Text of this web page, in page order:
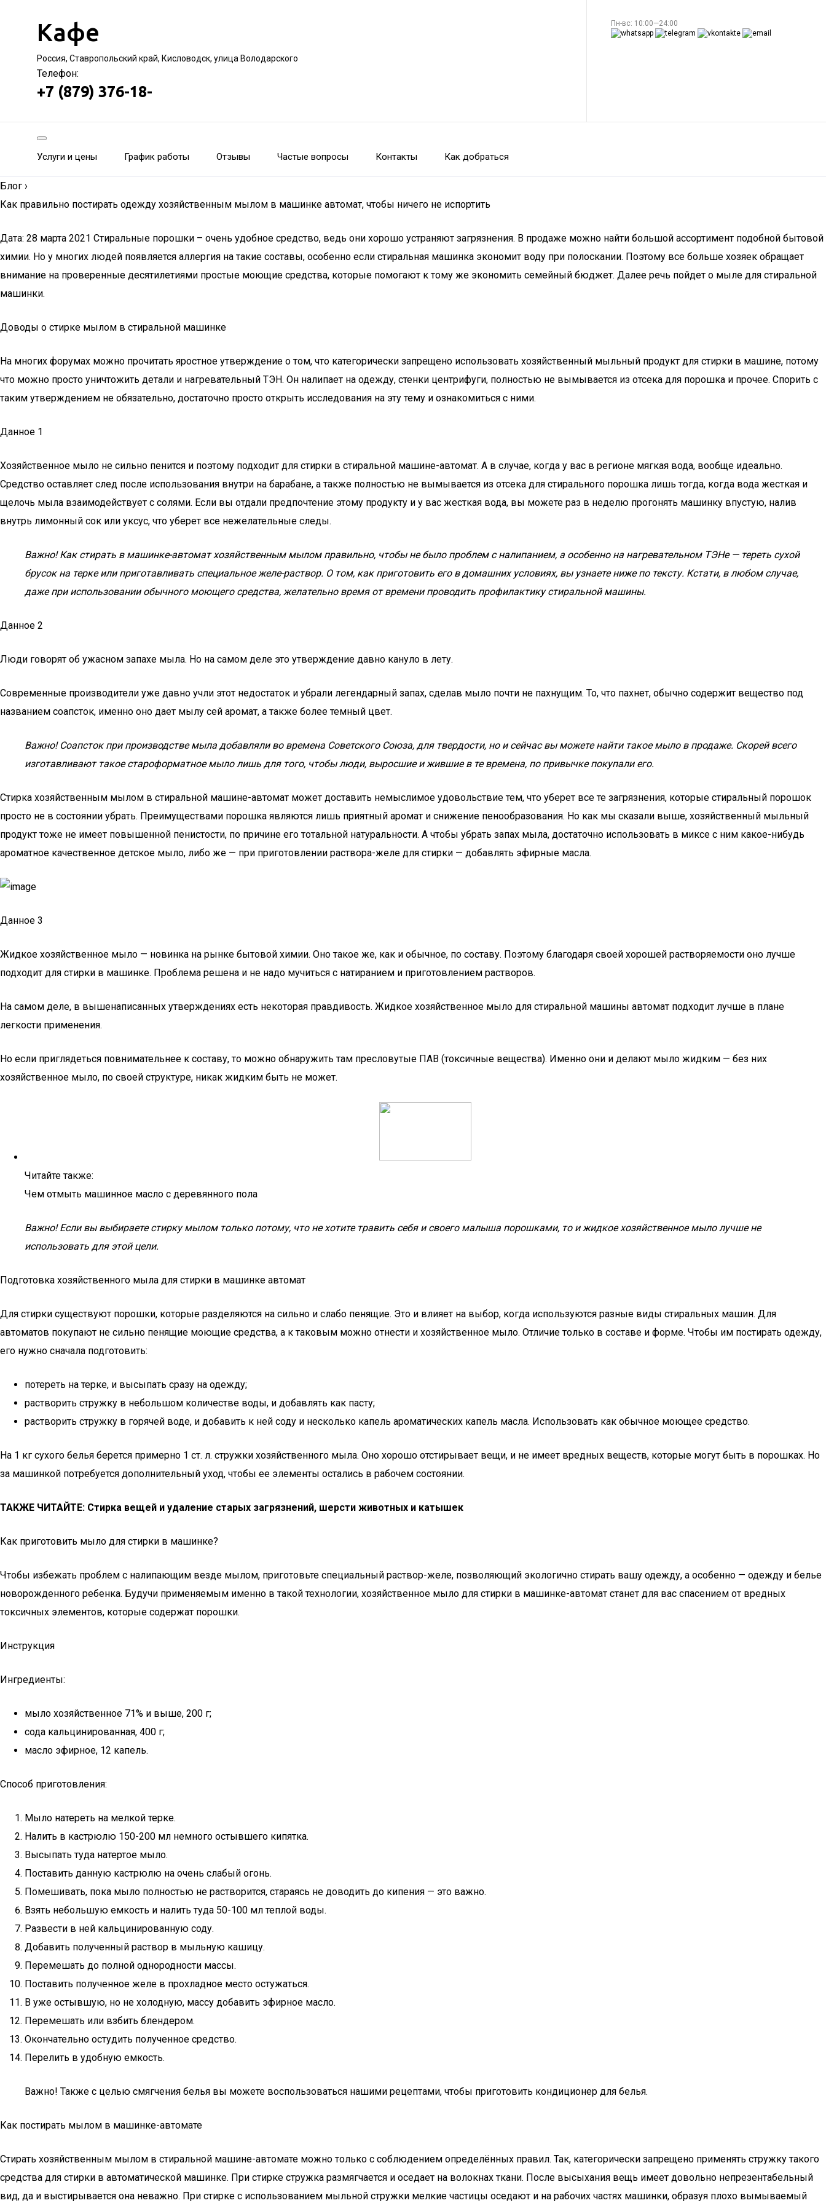
Кафе
Россия, Ставропольский край, Кисловодск, улица Володарского
Телефон:
+7 (879) 376-18-
Пн-вс: 10:00—24:00
Услуги и цены График работы Отзывы Частые вопросы Контакты Как добраться
Блог ›
Как правильно постирать одежду хозяйственным мылом в машинке автомат, чтобы ничего не испортить
Дата: 28 марта 2021 Стиральные порошки – очень удобное средство, ведь они хорошо устраняют загрязнения. В продаже можно найти большой ассортимент подобной бытовой
химии. Но у многих людей появляется аллергия на такие составы, особенно если стиральная машинка экономит воду при полоскании. Поэтому все больше хозяек обращает
внимание на проверенные десятилетиями простые моющие средства, которые помогают к тому же экономить семейный бюджет. Далее речь пойдет о мыле для стиральной
машинки.
Доводы о стирке мылом в стиральной машинке
На многих форумах можно прочитать яростное утверждение о том, что категорически запрещено использовать хозяйственный мыльный продукт для стирки в машине, потому
что можно просто уничтожить детали и нагревательный ТЭН. Он налипает на одежду, стенки центрифуги, полностью не вымывается из отсека для порошка и прочее. Спорить с
таким утверждением не обязательно, достаточно просто открыть исследования на эту тему и ознакомиться с ними.
Данное 1
Хозяйственное мыло не сильно пенится и поэтому подходит для стирки в стиральной машине-автомат. А в случае, когда у вас в регионе мягкая вода, вообще идеально.
Средство оставляет след после использования внутри на барабане, а также полностью не вымывается из отсека для стирального порошка лишь тогда, когда вода жесткая и
щелочь мыла взаимодействует с солями. Если вы отдали предпочтение этому продукту и у вас жесткая вода, вы можете раз в неделю прогонять машинку впустую, налив
внутрь лимонный сок или уксус, что уберет все нежелательные следы.
Важно! Как стирать в машинке-автомат хозяйственным мылом правильно, чтобы не было проблем с налипанием, а особенно на нагревательном ТЭНе — тереть сухой
брусок на терке или приготавливать специальное желе-раствор. О том, как приготовить его в домашних условиях, вы узнаете ниже по тексту. Кстати, в любом случае,
даже при использовании обычного моющего средства, желательно время от времени проводить профилактику стиральной машины.
Данное 2
Люди говорят об ужасном запахе мыла. Но на самом деле это утверждение давно кануло в лету.
Современные производители уже давно учли этот недостаток и убрали легендарный запах, сделав мыло почти не пахнущим. То, что пахнет, обычно содержит вещество под
названием соапсток, именно оно дает мылу сей аромат, а также более темный цвет.
Важно! Соапсток при производстве мыла добавляли во времена Советского Союза, для твердости, но и сейчас вы можете найти такое мыло в продаже. Скорей всего
изготавливают такое староформатное мыло лишь для того, чтобы люди, выросшие и жившие в те времена, по привычке покупали его.
Стирка хозяйственным мылом в стиральной машине-автомат может доставить немыслимое удовольствие тем, что уберет все те загрязнения, которые стиральный порошок
просто не в состоянии убрать. Преимуществами порошка являются лишь приятный аромат и снижение пенообразования. Но как мы сказали выше, хозяйственный мыльный
продукт тоже не имеет повышенной пенистости, по причине его тотальной натуральности. А чтобы убрать запах мыла, достаточно использовать в миксе с ним какое-нибудь
ароматное качественное детское мыло, либо же — при приготовлении раствора-желе для стирки — добавлять эфирные масла.
Данное 3
Жидкое хозяйственное мыло — новинка на рынке бытовой химии. Оно такое же, как и обычное, по составу. Поэтому благодаря своей хорошей растворяемости оно лучше
подходит для стирки в машинке. Проблема решена и не надо мучиться с натиранием и приготовлением растворов.
На самом деле, в вышенаписанных утверждениях есть некоторая правдивость. Жидкое хозяйственное мыло для стиральной машины автомат подходит лучше в плане
легкости применения.
Но если приглядеться повнимательнее к составу, то можно обнаружить там пресловутые ПАВ (токсичные вещества). Именно они и делают мыло жидким — без них
хозяйственное мыло, по своей структуре, никак жидким быть не может.
Читайте также:
Чем отмыть машинное масло с деревянного пола
Важно! Если вы выбираете стирку мылом только потому, что не хотите травить себя и своего малыша порошками, то и жидкое хозяйственное мыло лучше не
использовать для этой цели.
Подготовка хозяйственного мыла для стирки в машинке автомат
Для стирки существуют порошки, которые разделяются на сильно и слабо пенящие. Это и влияет на выбор, когда используются разные виды стиральных машин. Для
автоматов покупают не сильно пенящие моющие средства, а к таковым можно отнести и хозяйственное мыло. Отличие только в составе и форме. Чтобы им постирать одежду,
его нужно сначала подготовить:
потереть на терке, и высыпать сразу на одежду;
растворить стружку в небольшом количестве воды, и добавлять как пасту;
растворить стружку в горячей воде, и добавить к ней соду и несколько капель ароматических капель масла. Использовать как обычное моющее средство.
На 1 кг сухого белья берется примерно 1 ст. л. стружки хозяйственного мыла. Оно хорошо отстирывает вещи, и не имеет вредных веществ, которые могут быть в порошках. Но
за машинкой потребуется дополнительный уход, чтобы ее элементы остались в рабочем состоянии.
ТАКЖЕ ЧИТАЙТЕ: Стирка вещей и удаление старых загрязнений, шерсти животных и катышек
Как приготовить мыло для стирки в машинке?
Чтобы избежать проблем с налипающим везде мылом, приготовьте специальный раствор-желе, позволяющий экологично стирать вашу одежду, а особенно — одежду и белье
новорожденного ребенка. Будучи применяемым именно в такой технологии, хозяйственное мыло для стирки в машинке-автомат станет для вас спасением от вредных
токсичных элементов, которые содержат порошки.
Инструкция
Ингредиенты:
мыло хозяйственное 71% и выше, 200 г;
сода кальцинированная, 400 г;
масло эфирное, 12 капель.
Способ приготовления:
Мыло натереть на мелкой терке.
Налить в кастрюлю 150-200 мл немного остывшего кипятка.
Высыпать туда натертое мыло.
Поставить данную кастрюлю на очень слабый огонь.
Помешивать, пока мыло полностью не растворится, стараясь не доводить до кипения — это важно.
Взять небольшую емкость и налить туда 50-100 мл теплой воды.
Развести в ней кальцинированную соду.
Добавить полученный раствор в мыльную кашицу.
Перемешать до полной однородности массы.
Поставить полученное желе в прохладное место остужаться.
В уже остывшую, но не холодную, массу добавить эфирное масло.
Перемешать или взбить блендером.
Окончательно остудить полученное средство.
Перелить в удобную емкость.
Важно! Также с целью смягчения белья вы можете воспользоваться нашими рецептами, чтобы приготовить кондиционер для белья.
Как постирать мылом в машинке-автомате
Стирать хозяйственным мылом в стиральной машине-автомате можно только с соблюдением определённых правил. Так, категорически запрещено применять стружку такого
средства для стирки в автоматической машинке. При стирке стружка размягчается и оседает на волокнах ткани. После высыхания вещь имеет довольно непрезентабельный
вид, да и выстирывается она неважно. При стирке с использованием мыльной стружки мелкие частицы оседают и на рабочих частях машинки, образуя плохо вымываемый